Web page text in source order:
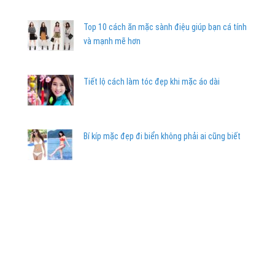
Top 10 cách ăn mặc sành điệu giúp bạn cá tính
và mạnh mẽ hơn
Tiết lộ cách làm tóc đẹp khi mặc áo dài
Bí kíp mặc đẹp đi biển không phải ai cũng biết